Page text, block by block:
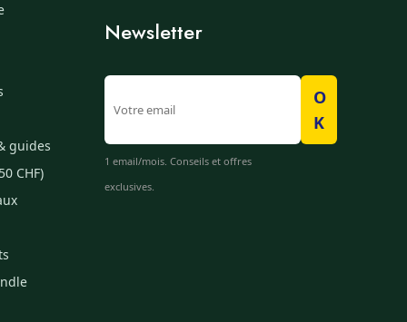
guides
CHF)
Newsletter
O
K
1 email/mois. Conseils et offres
exclusives.